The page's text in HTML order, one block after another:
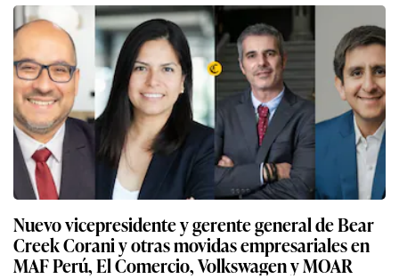
Nuevo vicepresidente y gerente general de Bear
Creek Corani y otras movidas empresariales en
MAF Perú, El Comercio, Volkswagen y MOAR